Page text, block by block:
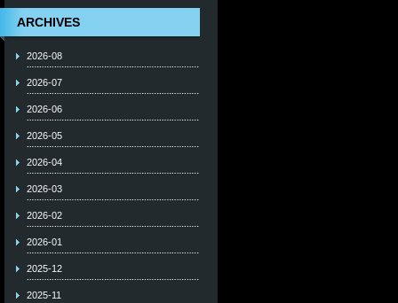
ARCHIVES
2026-08
2026-07
2026-06
2026-05
2026-04
2026-03
2026-02
2026-01
2025-12
2025-11